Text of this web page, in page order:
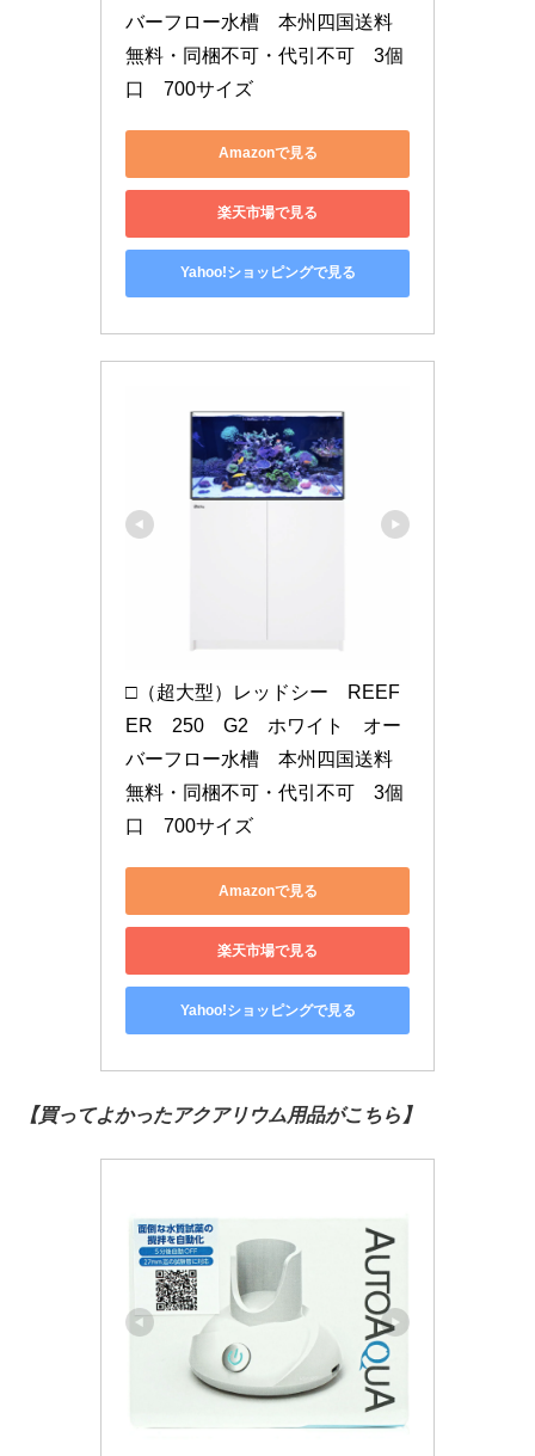
バーフロー水槽　本州四国送料
無料・同梱不可・代引不可　3個
口　700サイズ
Amazonで見る
楽天市場で見る
Yahoo!ショッピングで見る
□（超大型）レッドシー　REEF
ER　250　G2　ホワイト　オー
バーフロー水槽　本州四国送料
無料・同梱不可・代引不可　3個
口　700サイズ
Amazonで見る
楽天市場で見る
Yahoo!ショッピングで見る
【買ってよかったアクアリウム用品がこちら】